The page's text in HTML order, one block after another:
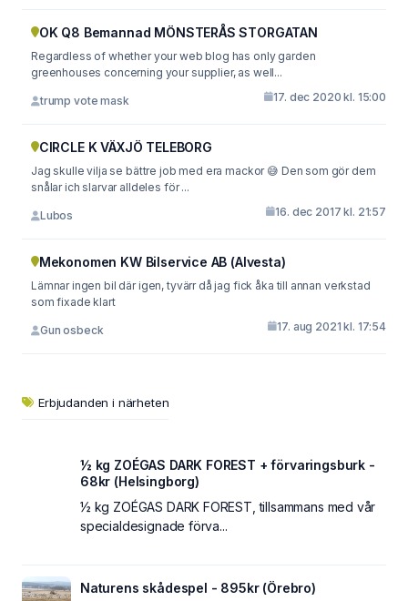
OK Q8 Bemannad MÖNSTERÅS STORGATAN
Regardless of whether your web blog has only garden
greenhouses concerning your supplier, as well...
trump vote mask 17. dec 2020 kl. 15:00
CIRCLE K VÄXJÖ TELEBORG
Jag skulle vilja se bättre job med era mackor 😅 Den som gör dem
snålar ich slarvar alldeles för ...
Lubos 16. dec 2017 kl. 21:57
Mekonomen KW Bilservice AB (Alvesta)
Lämnar ingen bil där igen, tyvärr då jag fick åka till annan verkstad
som fixade klart
Gun osbeck 17. aug 2021 kl. 17:54
Erbjudanden i närheten
½ kg ZOÉGAS DARK FOREST + förvaringsburk -
68kr (Helsingborg)
½ kg ZOÉGAS DARK FOREST, tillsammans med vår
specialdesignade förva...
Naturens skådespel - 895kr (Örebro)